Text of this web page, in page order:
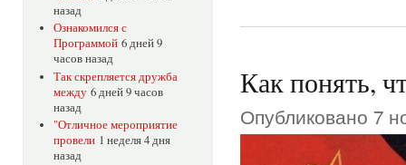
назад
Ознакомился с
Программой 6 дней 9
часов назад
Так скрепляется дружба
между 6 дней 9 часов
назад
"Отличное мероприятие
провели 1 неделя 4 дня
назад
Как понять,
Опубликовано 7